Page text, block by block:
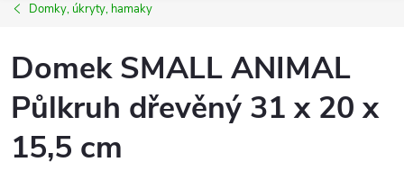
Domky, úkryty, hamaky
Domek SMALL ANIMAL
Půlkruh dřevěný 31 x 20 x
15,5 cm